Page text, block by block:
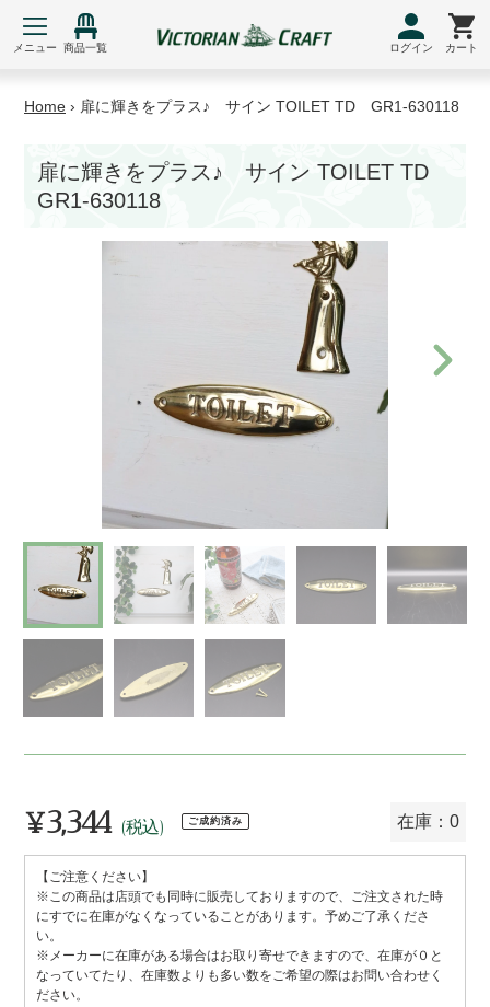
メニュー 商品一覧 ログイン カート
Home › 扉に輝きをプラス♪ サイン TOILET TD GR1-630118
扉に輝きをプラス♪ サイン TOILET TD
GR1-630118
通
常
価
格
¥3,344 (税込) ご成約済み 在庫：0
【ご注意ください】
※この商品は店頭でも同時に販売しておりますので、ご注文された時
にすでに在庫がなくなっていることがあります。予めご了承くださ
い。
※メーカーに在庫がある場合はお取り寄せできますので、在庫が０と
なっていてたり、在庫数よりも多い数をご希望の際はお問い合わせく
ださい。